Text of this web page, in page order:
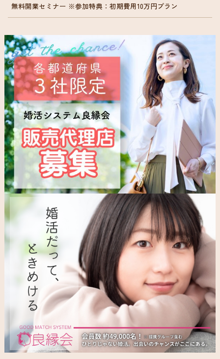
無料開業セミナー ※参加特典：初期費用10万円プラン